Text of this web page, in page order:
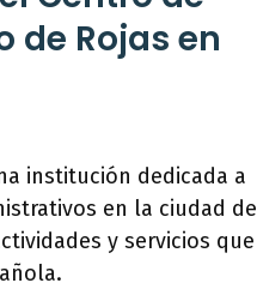
Rojas en
institución dedicada a
en la ciudad de
y servicios que